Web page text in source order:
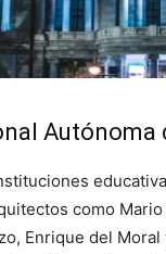
Autónoma
como
Enrique del